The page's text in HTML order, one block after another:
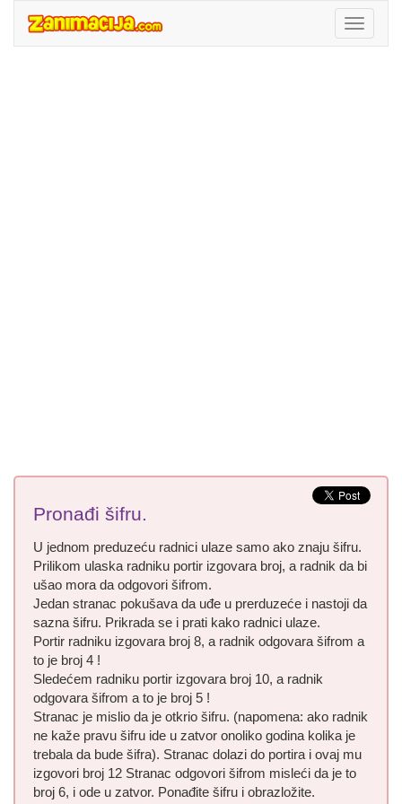
Pronađi šifru.
U jednom preduzeću radnici ulaze samo ako znaju šifru.
Prilikom ulaska radniku portir izgovara broj, a radnik da bi
ušao mora da odgovori šifrom.
Jedan stranac pokušava da uđe u prerduzeće i nastoji da
sazna šifru. Prikrada se i prati kako radnici ulaze.
Portir radniku izgovara broj 8, a radnik odgovara šifrom a
to je broj 4 !
Sledećem radniku portir izgovara broj 10, a radnik
odgovara šifrom a to je broj 5 !
Stranac je mislio da je otkrio šifru. (napomena: ako radnik
ne kaže pravu šifru ide u zatvor onoliko godina kolika je
trebala da bude šifra). Stranac dolazi do portira i ovaj mu
izgovori broj 12 Stranac odgovori šifrom misleći da je to
broj 6, i ode u zatvor. Ponađite šifru i obrazložite.